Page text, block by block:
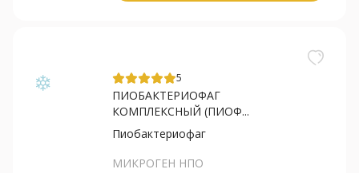
5
ПИОБАКТЕРИОФАГ
КОМПЛЕКСНЫЙ (ПИОФ...
Пиобактериофаг
МИКРОГЕН НПО